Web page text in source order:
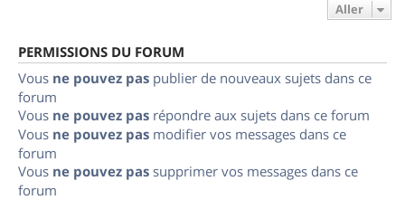
Aller
PERMISSIONS DU FORUM
Vous ne pouvez pas publier de nouveaux sujets dans ce
forum
Vous ne pouvez pas répondre aux sujets dans ce forum
Vous ne pouvez pas modifier vos messages dans ce
forum
Vous ne pouvez pas supprimer vos messages dans ce
forum